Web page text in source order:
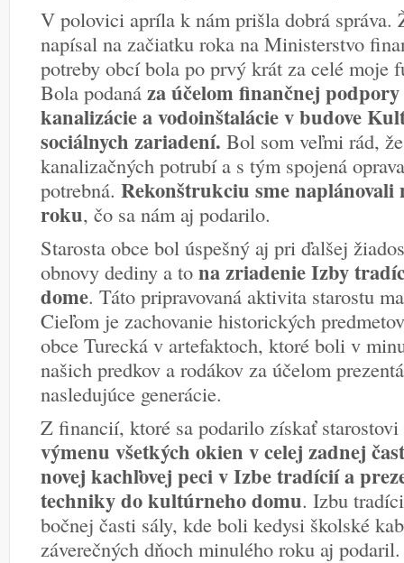
V polovici apríla k nám prišla dobrá správa.
napísal na začiatku roka na Ministerstvo
potreby obcí bola po prvý krát za celé moje
Bola podaná za účelom finančnej
kanalizácie a vodoinštalácie v budove
sociálnych zariadení. Bol som veľmi rád,
kanalizačných potrubí a s tým spojená
potrebná. Rekonštrukciu sme naplánovali
roku, čo sa nám aj podarilo.
Starosta obce bol úspešný aj pri ďalšej
obnovy dediny a to na zriadenie Izby
dome. Táto pripravovaná aktivita starostu
Cieľom je zachovanie historických
obce Turecká v artefaktoch, ktoré boli v
našich predkov a rodákov za účelom
nasledujúce generácie.
Z financií, ktoré sa podarilo získať starostovi
výmenu všetkých okien v celej zadnej
novej kachľovej peci v Izbe tradícií a
techniky do kultúrneho domu. Izbu
bočnej časti sály, kde boli kedysi školské
záverečných dňoch minulého roku aj podaril.